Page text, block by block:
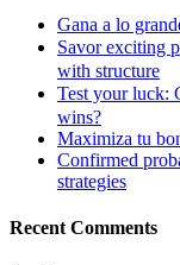
Gana a lo
Savor exciting
with structure
Test your luck:
wins?
Maximiza tu
Confirmed
strategies
Recent Comments